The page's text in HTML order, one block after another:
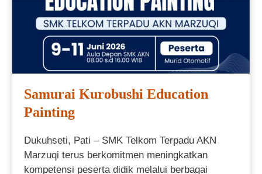
Samurai Kurobushi Education
Painting
Dukuhseti, Pati – SMK Telkom Terpadu AKN
Marzuqi terus berkomitmen meningkatkan
kompetensi peserta didik melalui berbagai